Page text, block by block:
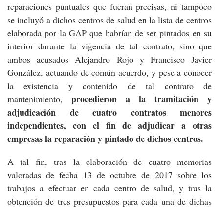
reparaciones puntuales que fueran precisas, ni tampoco
se incluyó a dichos centros de salud en la lista de centros
elaborada por la GAP que habrían de ser pintados en su
interior durante la vigencia de tal contrato, sino que
ambos acusados Alejandro Rojo y Francisco Javier
González, actuando de común acuerdo, y pese a conocer
la existencia y contenido de tal contrato de
mantenimiento, procedieron a la tramitación y
adjudicación de cuatro contratos menores
independientes, con el fin de adjudicar a otras
empresas la reparación y pintado de dichos centros.
A tal fin, tras la elaboración de cuatro memorias
valoradas de fecha 13 de octubre de 2017 sobre los
trabajos a efectuar en cada centro de salud, y tras la
obtención de tres presupuestos para cada una de dichas